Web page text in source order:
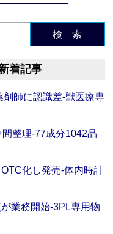
検 索
着記事
剤師に認識差‐獣医療専
整理‐77成分1042品
化し発売‐体内時計
業務開始‐3PL専用物